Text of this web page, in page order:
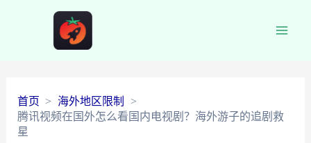
首页
海外地区限制
腾讯视频在国外怎么看国内电视剧？海外游子的追剧救
星